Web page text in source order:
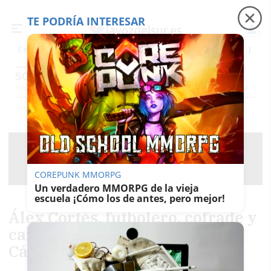
Es noticia Precio luz Ceuta Carreras de caballos
SOCIEDAD
EconomíaSociedadInternacionalPolíticaEcología Educación Salud
Actualidad Sociedad
Álex Cortés, futbolero, cofrade y
carnavalero muy querido en
Cádiz, en estado muy grave
TE PODRÍA INTERESAR
COREPUNK MMORPG
Un verdadero MMORPG de la vieja
escuela ¡Cómo los de antes, pero mejor!